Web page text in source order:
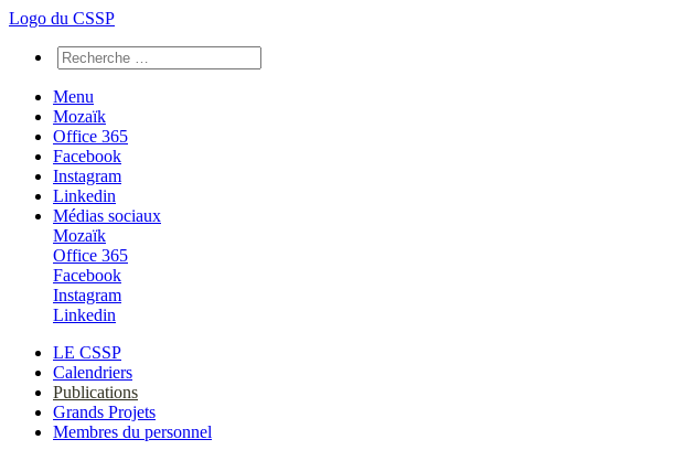
Logo du CSSP
Menu
Mozaïk
Office 365
Facebook
Instagram
Linkedin
Médias sociaux
Mozaïk
Office 365
Facebook
Instagram
Linkedin
LE CSSP
Calendriers
Publications
Grands Projets
Membres du personnel